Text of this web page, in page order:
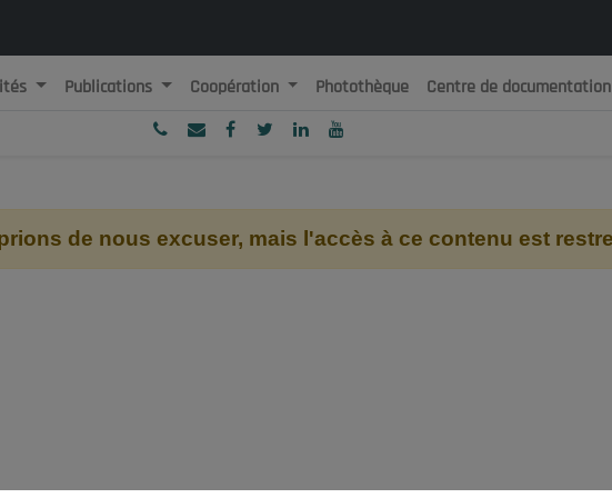
Algérienne Démocratique et Populaire
Publications Coopération Photothèque Centre de documentation
de nous excuser, mais l'accès à ce contenu est